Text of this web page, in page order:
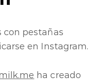
con pestañas
en Instagram.
ha creado